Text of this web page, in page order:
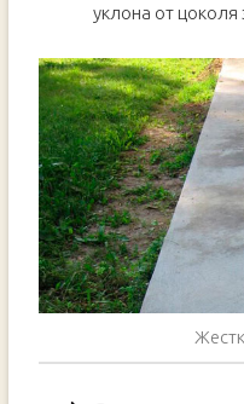
уклона от цоколя